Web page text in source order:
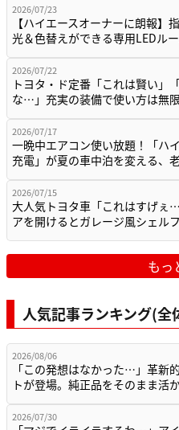
2026/07/23
【ハイエースオーナーに朗報】
光＆色替えができる専用LEDル
2026/07/22
トヨタ・ド定番「これは賢い」
な…」充実の装備で使い方は無
2026/07/17
一晩中エアコン使い放題！「ハ
充電」が夏の車中泊を変える、
2026/07/15
大人気トヨタ車「これはすげぇ
アを開けるとガレージ風シェル
もっ
人気記事ランキング(全
2026/08/06
「この発想はなかった…」革新
トが登場。純正品をそのまま活
2026/07/30